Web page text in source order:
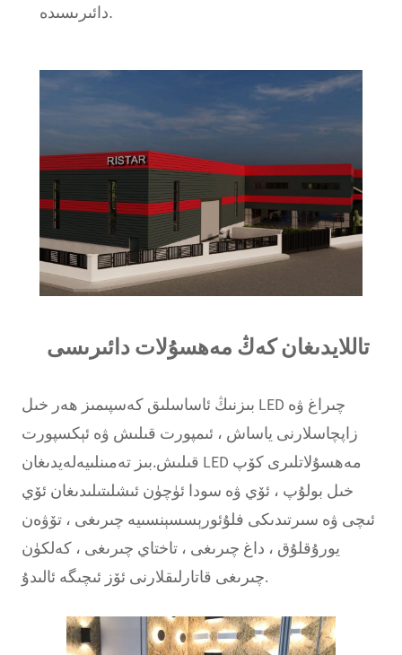
دائىرىسىدە.
تاللايدىغان كەڭ مەھسۇلات دائىرىسى
بىزنىڭ ئاساسلىق كەسپىمىز ھەر خىل LED چىراغ ۋە
زاپچاسلارنى ياساش ، ئىمپورت قىلىش ۋە ئېكسپورت
قىلىش.بىز تەمىنلىيەلەيدىغان LED مەھسۇلاتلىرى كۆپ
خىل بولۇپ ، ئۆي ۋە سودا ئۈچۈن ئىشلىتىلىدىغان ئۆي
ئىچى ۋە سىرتىدىكى فلۇئورېسسېنسىيە چىرىغى ، تۆۋەن
يورۇقلۇق ، داغ چىرىغى ، تاختاي چىرىغى ، كەلكۈن
چىرىغى قاتارلىقلارنى ئۆز ئىچىگە ئالىدۇ.